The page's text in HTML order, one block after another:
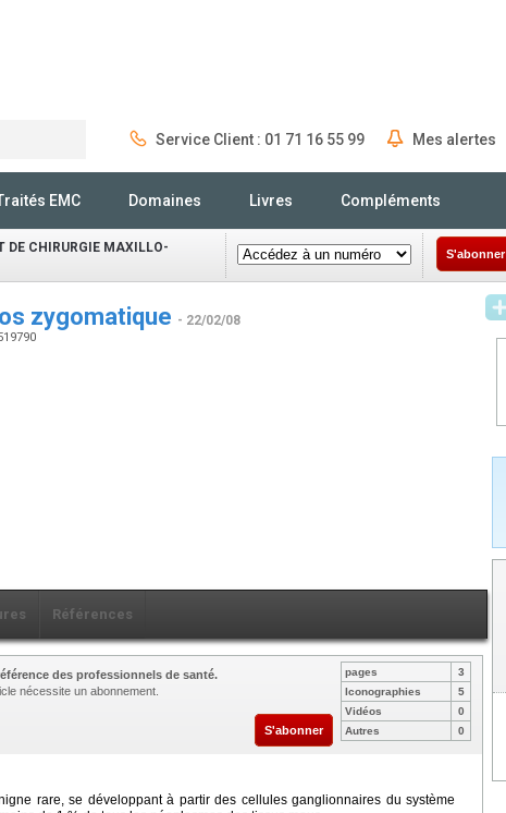
Service Client : 01 71 16 55 99 Mes alertes
EMC Domaines Livres Compléments
DE CHIRURGIE MAXILLO-
S'abonner
zygomatique - 22/02/08
Références
des professionnels de santé.
nécessite un abonnement.
S'abonner
pages
3
Iconographies
5
Vidéos
0
Autres
0
rare, se développant à partir des cellules ganglionnaires du système